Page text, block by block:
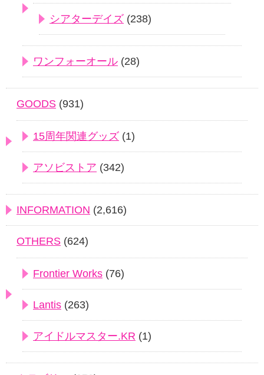
シアターデイズ (238)
ワンフォーオール (28)
GOODS (931)
15周年関連グッズ (1)
アソビストア (342)
INFORMATION (2,616)
OTHERS (624)
Frontier Works (76)
Lantis (263)
アイドルマスター.KR (1)